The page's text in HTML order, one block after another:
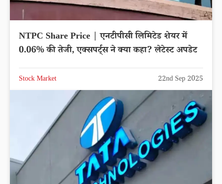
NTPC Share Price | एनटीपीसी लिमिटेड शेयर में
0.06% की तेजी, एक्सपर्ट्स ने क्या कहा? लेटेस्ट अपडेट
Stock Market 22nd Sep 2025